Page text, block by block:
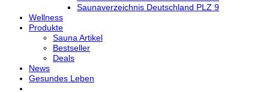
Saunaverzeichnis Deutschland PLZ 9
Wellness
Produkte
Sauna Artikel
Bestseller
Deals
News
Gesundes Leben